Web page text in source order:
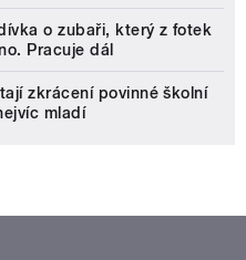
o zubaři, který z fotek
Pracuje dál
zkrácení povinné školní
mladí